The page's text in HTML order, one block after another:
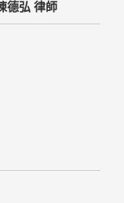
站不適用本網站
的隱私權保護政
的個人資料給其
法律依據或合約義
德弘 律師